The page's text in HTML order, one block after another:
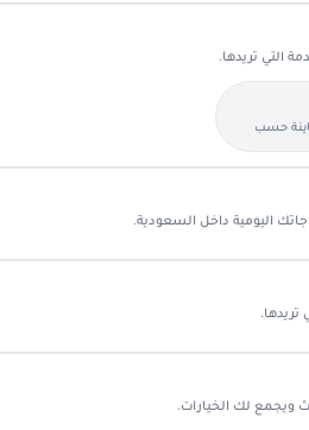
التي تريدها.
حسب
اليومية داخل السعودية.
ويجمع لك الخيارات.